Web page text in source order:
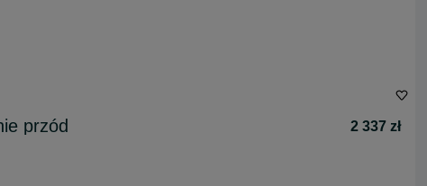
przód
2 337 zł